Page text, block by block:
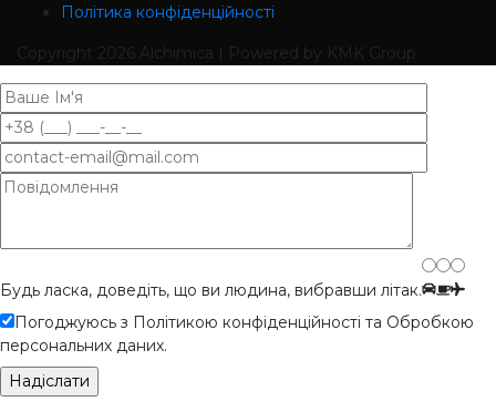
Політика конфіденційності
Copyright 2026 Alchimica | Powered by KMK Group
Будь ласка, доведіть, що ви людина, вибравши літак.
Погоджуюсь з Політикою конфіденційності та Обробкою
персональних даних.